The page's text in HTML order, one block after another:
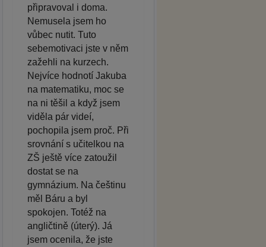
připravoval i doma.
Nemusela jsem ho
vůbec nutit. Tuto
sebemotivaci jste v něm
zažehli na kurzech.
Nejvíce hodnotí Jakuba
na matematiku, moc se
na ni těšil a když jsem
viděla pár videí,
pochopila jsem proč. Při
srovnání s učitelkou na
ZŠ ještě více zatoužil
dostat se na
gymnázium. Na češtinu
měl Báru a byl
spokojen. Totéž na
angličtině (úterý). Já
jsem ocenila, že jste